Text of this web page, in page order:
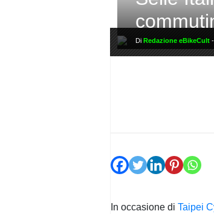
Di Redazione eBikeCult -
In occasione di Taipei